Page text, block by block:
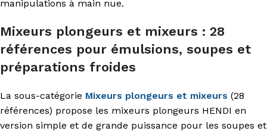
manipulations à main nue.
Mixeurs plongeurs et mixeurs : 28
références pour émulsions, soupes et
préparations froides
La sous-catégorie Mixeurs plongeurs et mixeurs (28
références) propose les mixeurs plongeurs HENDI en
version simple et de grande puissance pour les soupes et